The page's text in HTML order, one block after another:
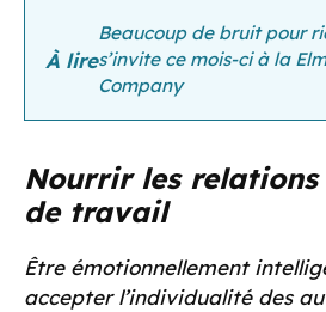
À lire
Beaucoup de bruit pour
s’invite ce mois-ci à la
Company
Nourrir les
de travail
Être émotionnellement
accepter l’individualité des